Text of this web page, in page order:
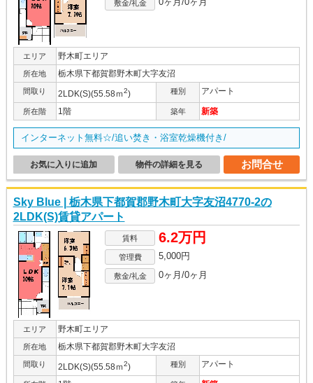
敷金/礼金
エリア 野木町エリア
所在地 栃木県下都賀郡野木町大字友沼
間取り 2LDK(S)(55.58ｍ2) 種別 アパート
所在階 1階 築年 新築
インターネット無料☆/追い焚き・浴室乾燥機付き/
お問合せ
物件の詳細を見る
お気に入りに追加
Sky Blue | 栃木県下都賀郡野木町大字友沼4770-2の
2LDK(S)賃貸アパート
賃料 6.2万円
管理費 5,000円
敷金/礼金 0ヶ月/0ヶ月
エリア 野木町エリア
所在地 栃木県下都賀郡野木町大字友沼
間取り 2LDK(S)(55.58ｍ2) 種別 アパート